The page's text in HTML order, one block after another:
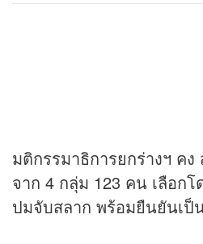
มติกรรมาธิการยกร่างฯ ค
จาก 4 กลุ่ม 123 คน เลือก
ปมจับสลาก พร้อมยืนยันเป็